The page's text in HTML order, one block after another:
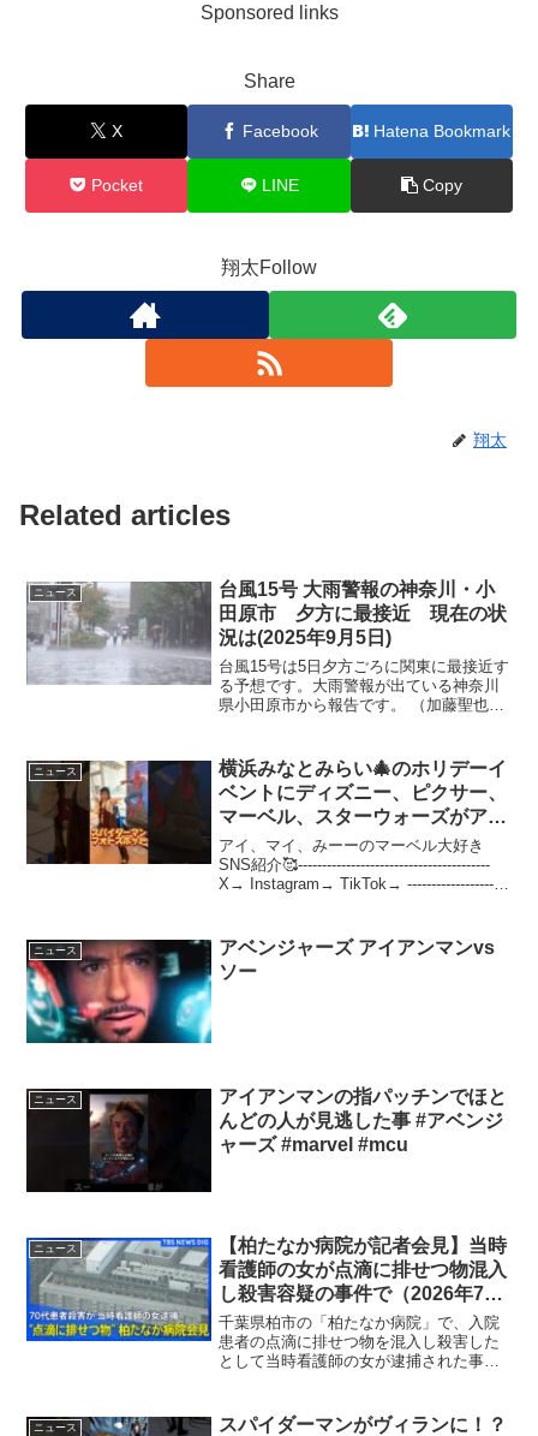
Sponsored links
Share
X Facebook Hatena Bookmark
Pocket LINE Copy
翔太Follow
翔太
Related articles
ニュース
台風15号 大雨警報の神奈川・小
田原市 夕方に最接近 現在の状
況は(2025年9月5日)
台風15号は5日夕方ごろに関東に最接近す
る予想です。大雨警報が出ている神奈川
県小田原市から報告です。 （加藤聖也記
ニュース
横浜みなとみらい🎄のホリデーイ
ベントにディズニー、ピクサー、
マーベル、スターウォーズがアッ
センブル#マーベル #横浜 #マーベ
ル女子 #ディズニー #アベンジャ
ーズ
アイ、マイ、みーーのマーベル大好き
SNS紹介🥰----------------------------------------
X→ Instagram→ TikTok→ ---------------------
ニュース
アベンジャーズ アイアンマンvs
ソー
ニュース
アイアンマンの指パッチンでほと
んどの人が見逃した事 #アベンジ
ャーズ #marvel #mcu
ニュース
【柏たなか病院が記者会見】当時
看護師の女が点滴に排せつ物混入
し殺害容疑の事件で（2026年7月
16日 午後2時ごろ）【冒頭ノーカ
ット】｜TBS NEWS DIG
千葉県柏市の「柏たなか病院」で、入院
患者の点滴に排せつ物を混入し殺害した
として当時看護師の女が逮捕された事件
ニュース
スパイダーマンがヴィランに！？